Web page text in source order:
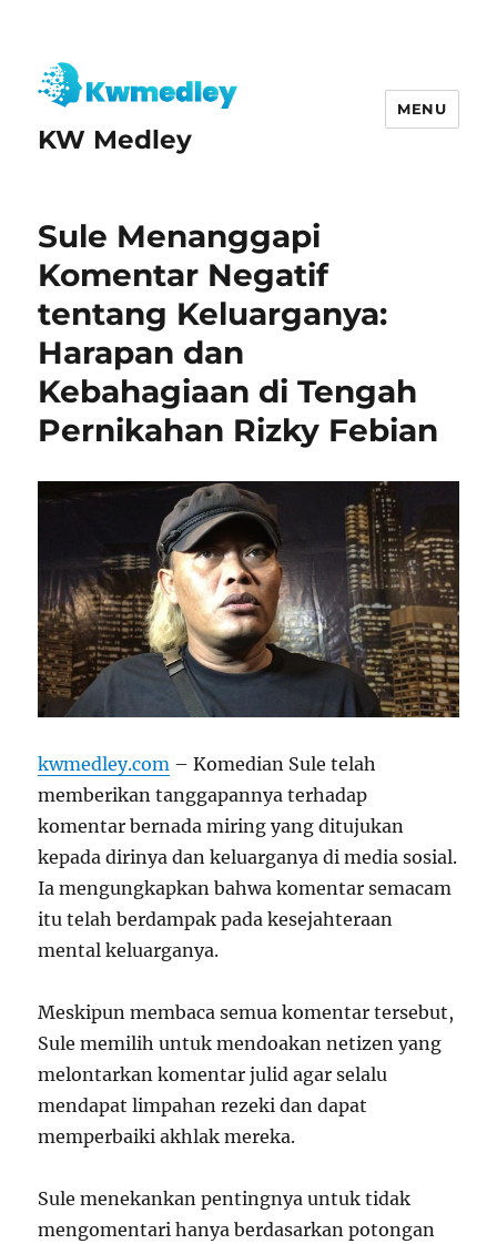
KW Medley
MENU
Sule Menanggapi
Komentar Negatif
tentang Keluarganya:
Harapan dan
Kebahagiaan di Tengah
Pernikahan Rizky Febian
kwmedley.com – Komedian Sule telah
memberikan tanggapannya terhadap
komentar bernada miring yang ditujukan
kepada dirinya dan keluarganya di media sosial.
Ia mengungkapkan bahwa komentar semacam
itu telah berdampak pada kesejahteraan
mental keluarganya.
Meskipun membaca semua komentar tersebut,
Sule memilih untuk mendoakan netizen yang
melontarkan komentar julid agar selalu
mendapat limpahan rezeki dan dapat
memperbaiki akhlak mereka.
Sule menekankan pentingnya untuk tidak
mengomentari hanya berdasarkan potongan